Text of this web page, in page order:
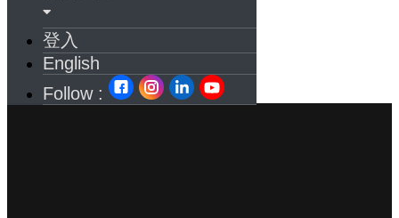
登入
English
Follow :